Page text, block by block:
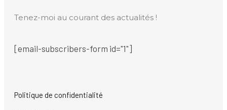
Tenez-moi au courant des actualités !
[email-subscribers-form id="1"]
Politique de confidentialité